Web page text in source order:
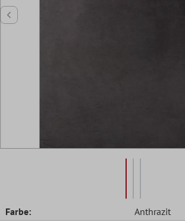
Farbe:
Anthrazit